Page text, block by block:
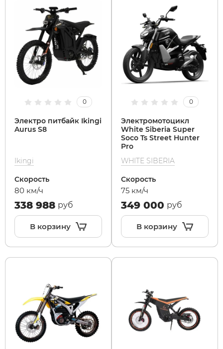
0
Электро питбайк Ikingi
Aurus S8
Ikingi
Скорость
80 км/ч
338 988 руб
В корзину
0
Электромотоцикл
White Siberia Super
Soco Ts Street Hunter
Pro
WHITE SIBERIA
Скорость
75 км/ч
349 000 руб
В корзину